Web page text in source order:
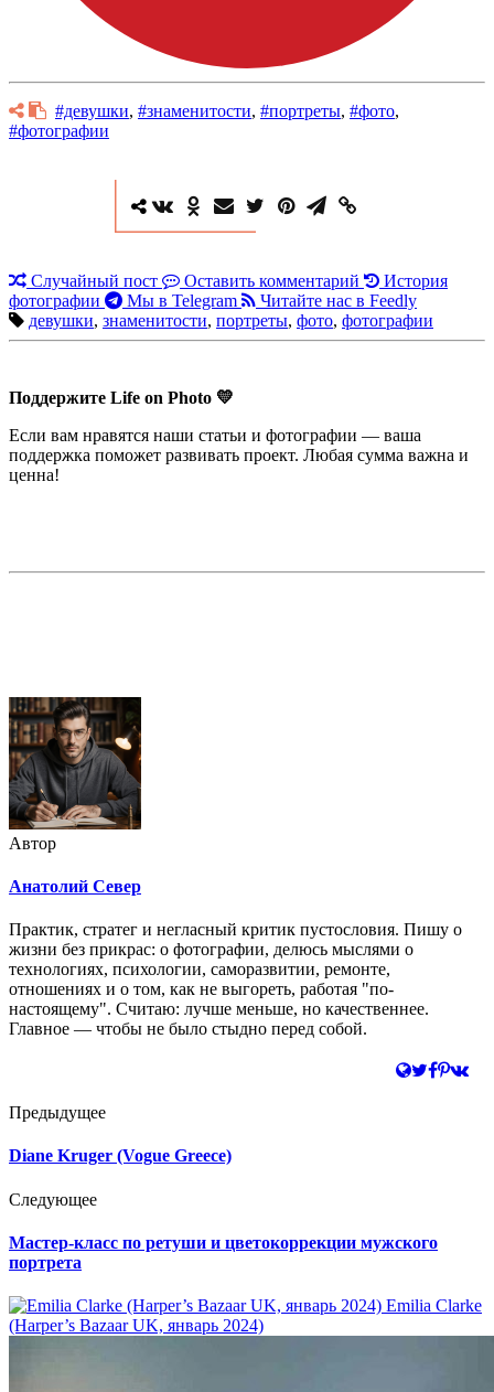
#девушки, #знаменитости, #портреты, #фото,
#фотографии
Случайный пост Оставить комментарий
История
фотографии
Мы в Telegram
Читайте нас в Feedly
девушки, знаменитости, портреты, фото, фотографии
Поддержите Life on Photo 💛
Если вам нравятся наши статьи и фотографии — ваша
поддержка поможет развивать проект. Любая сумма важна и
ценна!
Автор
Анатолий Север
Практик, стратег и негласный критик пустословия. Пишу о
жизни без прикрас: о фотографии, делюсь мыслями о
технологиях, психологии, саморазвитии, ремонте,
отношениях и о том, как не выгореть, работая "по-
настоящему". Считаю: лучше меньше, но качественнее.
Главное — чтобы не было стыдно перед собой.
Предыдущее
Diane Kruger (Vogue Greece)
Следующее
Мастер-класс по ретуши и цветокоррекции мужского
портрета
Emilia Clarke
(Harper’s Bazaar UK, январь 2024)